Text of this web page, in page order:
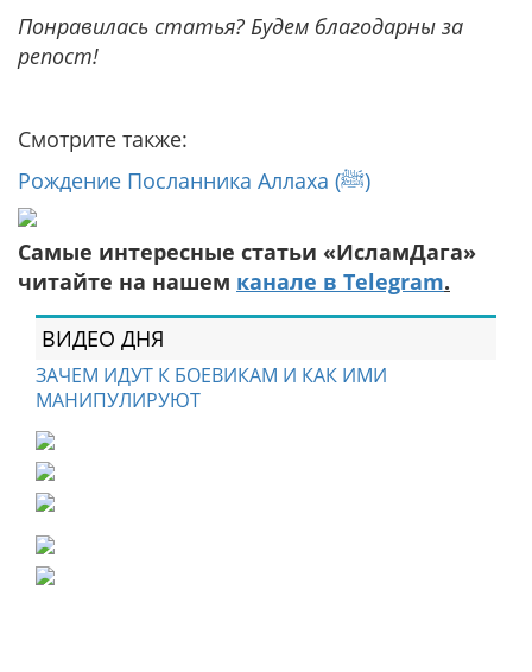
Понравилась статья? Будем благодарны за
репост!
Смотрите также:
Рождение Посланника Аллаха (ﷺ)
Самые интересные статьи «ИсламДага»
читайте на нашем канале в Telegram.
ВИДЕО ДНЯ
ЗАЧЕМ ИДУТ К БОЕВИКАМ И КАК ИМИ
МАНИПУЛИРУЮТ